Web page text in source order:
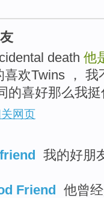
death 他
喜欢Twins ，
的喜好那么我
网页
我的好朋
Friend 他曾